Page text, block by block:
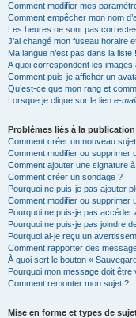
Comment modifier mes
Comment empêcher mon nom
Les heures ne sont pas
J’ai changé mon fuseau horaire
Ma langue n’est pas dans la liste !
A quoi correspondent les images
Comment puis-je afficher un
Qu’est-ce que mon rang et
Lorsque je clique sur le lien e-mail
Problèmes liés à la
Comment créer un nouveau
Comment modifier ou supprimer
Comment ajouter une signature
Comment créer un sondage ?
Pourquoi ne puis-je pas ajouter
Comment modifier ou supprimer
Pourquoi ne puis-je pas accéder
Pourquoi ne puis-je pas joindre
Pourquoi ai-je reçu un
Comment rapporter des
À quoi sert le bouton «
Pourquoi mon message doit être
Comment remonter mon sujet ?
Mise en forme et types de